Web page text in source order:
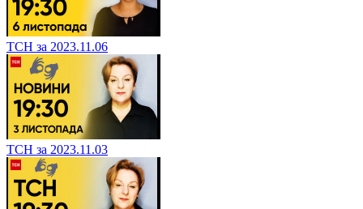
ТСН за 2023.11.06
ТСН за 2023.11.03